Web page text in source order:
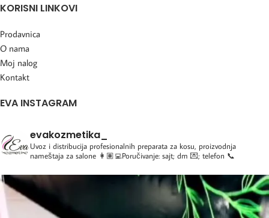
KORISNI LINKOVI
Prodavnica
O nama
Moj nalog
Kontakt
EVA INSTAGRAM
evakozmetika_
Uvoz i distribucija profesionalnih preparata za kosu, proizvodnja
nameštaja za salone 👩🏽‍💻Poručivanje: sajt; dm 💌; telefon 📞